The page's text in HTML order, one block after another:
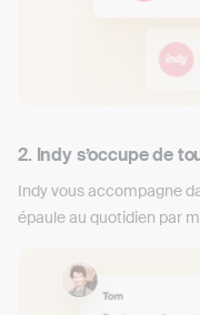
2. Indy s’occupe de
Indy vous accompagne
épaule au quotidien par